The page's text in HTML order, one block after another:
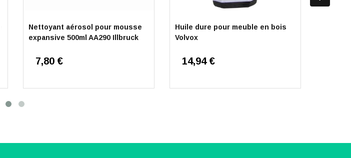
Nettoyant aérosol pour mousse
expansive 500ml AA290 Illbruck
7,80 €
Huile dure pour meuble en bois
Volvox
14,94 €